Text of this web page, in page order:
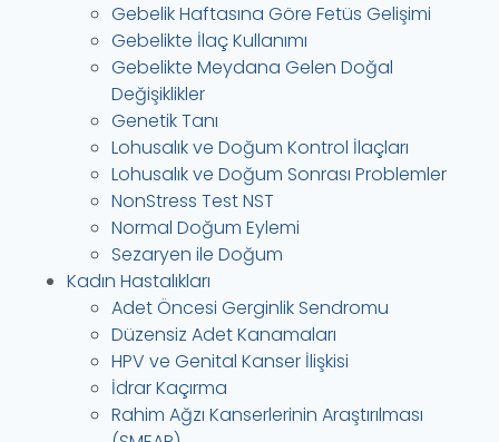
Gebelik Haftasına Göre Fetüs Gelişimi
Gebelikte İlaç Kullanımı
Gebelikte Meydana Gelen Doğal
Değişiklikler
Genetik Tanı
Lohusalık ve Doğum Kontrol İlaçları
Lohusalık ve Doğum Sonrası Problemler
NonStress Test NST
Normal Doğum Eylemi
Sezaryen ile Doğum
Kadın Hastalıkları
Adet Öncesi Gerginlik Sendromu
Düzensiz Adet Kanamaları
HPV ve Genital Kanser İlişkisi
İdrar Kaçırma
Rahim Ağzı Kanserlerinin Araştırılması